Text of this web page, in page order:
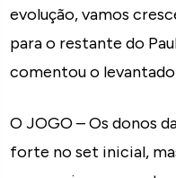
evolução, vamos
para o restante do
comentou o
O JOGO – Os donos
forte no set inicial,